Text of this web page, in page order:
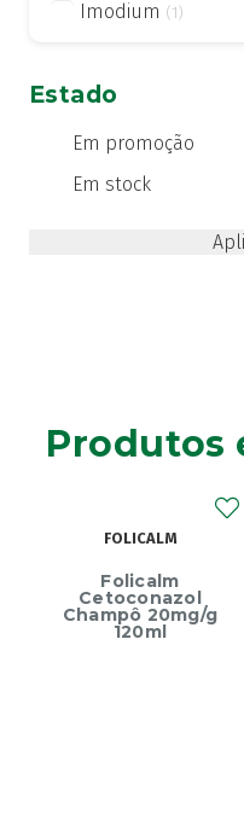
Imodium (1)
Estado
Em promoção
Em stock
Produtos
FOLICALM
Folicalm
Cetoconazol
Champô 20mg/g
120ml